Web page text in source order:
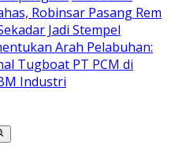
Robinsar Pasang Rem
Jadi Stempel
Arah Pelabuhan:
Tugboat PT PCM di
Industri